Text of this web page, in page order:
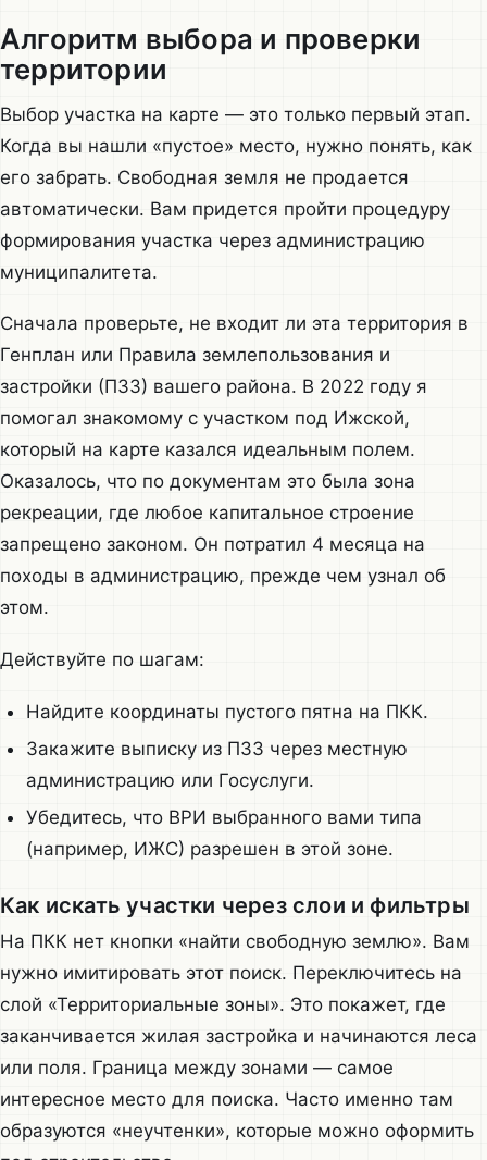
Алгоритм выбора и проверки
территории
Выбор участка на карте — это только первый этап.
Когда вы нашли «пустое» место, нужно понять, как
его забрать. Свободная земля не продается
автоматически. Вам придется пройти процедуру
формирования участка через администрацию
муниципалитета.
Сначала проверьте, не входит ли эта территория в
Генплан или Правила землепользования и
застройки (ПЗЗ) вашего района. В 2022 году я
помогал знакомому с участком под Ижской,
который на карте казался идеальным полем.
Оказалось, что по документам это была зона
рекреации, где любое капитальное строение
запрещено законом. Он потратил 4 месяца на
походы в администрацию, прежде чем узнал об
этом.
Действуйте по шагам:
Найдите координаты пустого пятна на ПКК.
Закажите выписку из ПЗЗ через местную
администрацию или Госуслуги.
Убедитесь, что ВРИ выбранного вами типа
(например, ИЖС) разрешен в этой зоне.
Как искать участки через слои и фильтры
На ПКК нет кнопки «найти свободную землю». Вам
нужно имитировать этот поиск. Переключитесь на
слой «Территориальные зоны». Это покажет, где
заканчивается жилая застройка и начинаются леса
или поля. Граница между зонами — самое
интересное место для поиска. Часто именно там
образуются «неучтенки», которые можно оформить